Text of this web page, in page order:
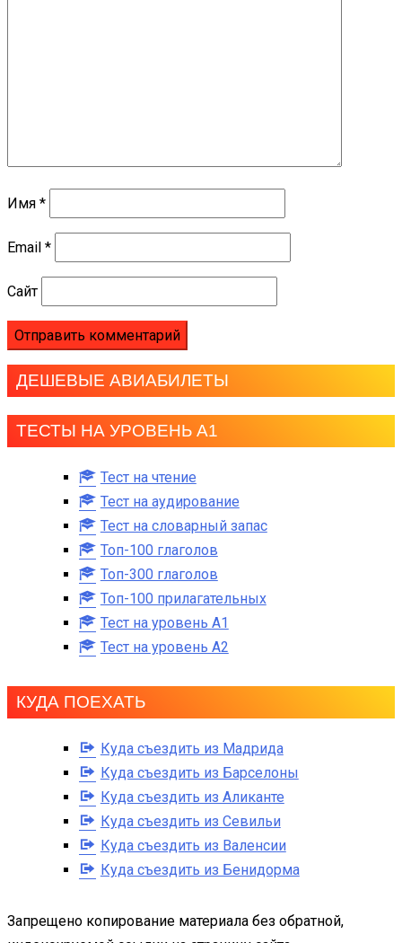
Имя *
Email *
Сайт
ДЕШЕВЫЕ АВИАБИЛЕТЫ
ТЕСТЫ НА УРОВЕНЬ А1
Тест на чтение
Тест на аудирование
Тест на словарный запас
Топ-100 глаголов
Топ-300 глаголов
Топ-100 прилагательных
Тест на уровень A1
Тест на уровень A2
КУДА ПОЕХАТЬ
Куда съездить из Мадрида
Куда съездить из Барселоны
Куда съездить из Аликанте
Куда съездить из Севильи
Куда съездить из Валенсии
Куда съездить из Бенидорма
Запрещено копирование материала без обратной,